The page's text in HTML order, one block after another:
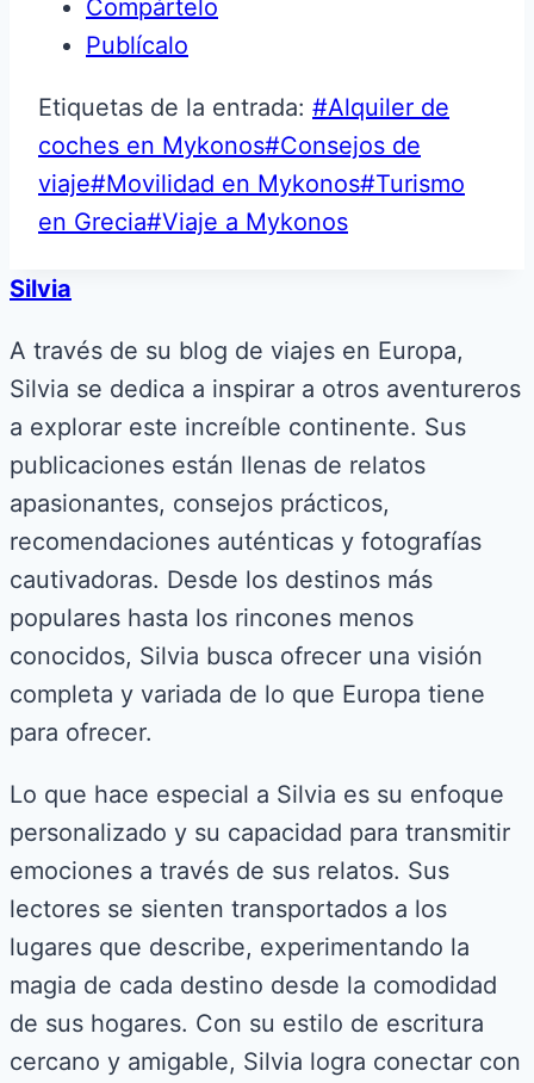
Compártelo
Publícalo
Etiquetas de la entrada: #Alquiler de
coches en Mykonos#Consejos de
viaje#Movilidad en Mykonos#Turismo
en Grecia#Viaje a Mykonos
Silvia
A través de su blog de viajes en Europa,
Silvia se dedica a inspirar a otros aventureros
a explorar este increíble continente. Sus
publicaciones están llenas de relatos
apasionantes, consejos prácticos,
recomendaciones auténticas y fotografías
cautivadoras. Desde los destinos más
populares hasta los rincones menos
conocidos, Silvia busca ofrecer una visión
completa y variada de lo que Europa tiene
para ofrecer.
Lo que hace especial a Silvia es su enfoque
personalizado y su capacidad para transmitir
emociones a través de sus relatos. Sus
lectores se sienten transportados a los
lugares que describe, experimentando la
magia de cada destino desde la comodidad
de sus hogares. Con su estilo de escritura
cercano y amigable, Silvia logra conectar con